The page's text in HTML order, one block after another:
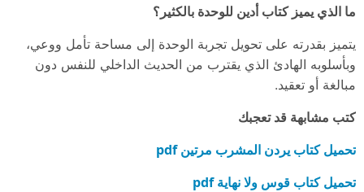
ما الذي يميز كتاب أدين للوحدة بالكثير؟
يتميز بقدرته على تحويل تجربة الوحدة إلى مساحة تأمل ووعي،
وبأسلوبه الهادئ الذي يقترب من الحديث الداخلي للنفس دون
مبالغة أو تعقيد.
كتب مشابهة قد تعجبك
تحميل كتاب يردن المشرب مرتين pdf
تحميل كتاب قوس ولا نهاية pdf